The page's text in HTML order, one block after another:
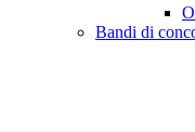
Bandi di